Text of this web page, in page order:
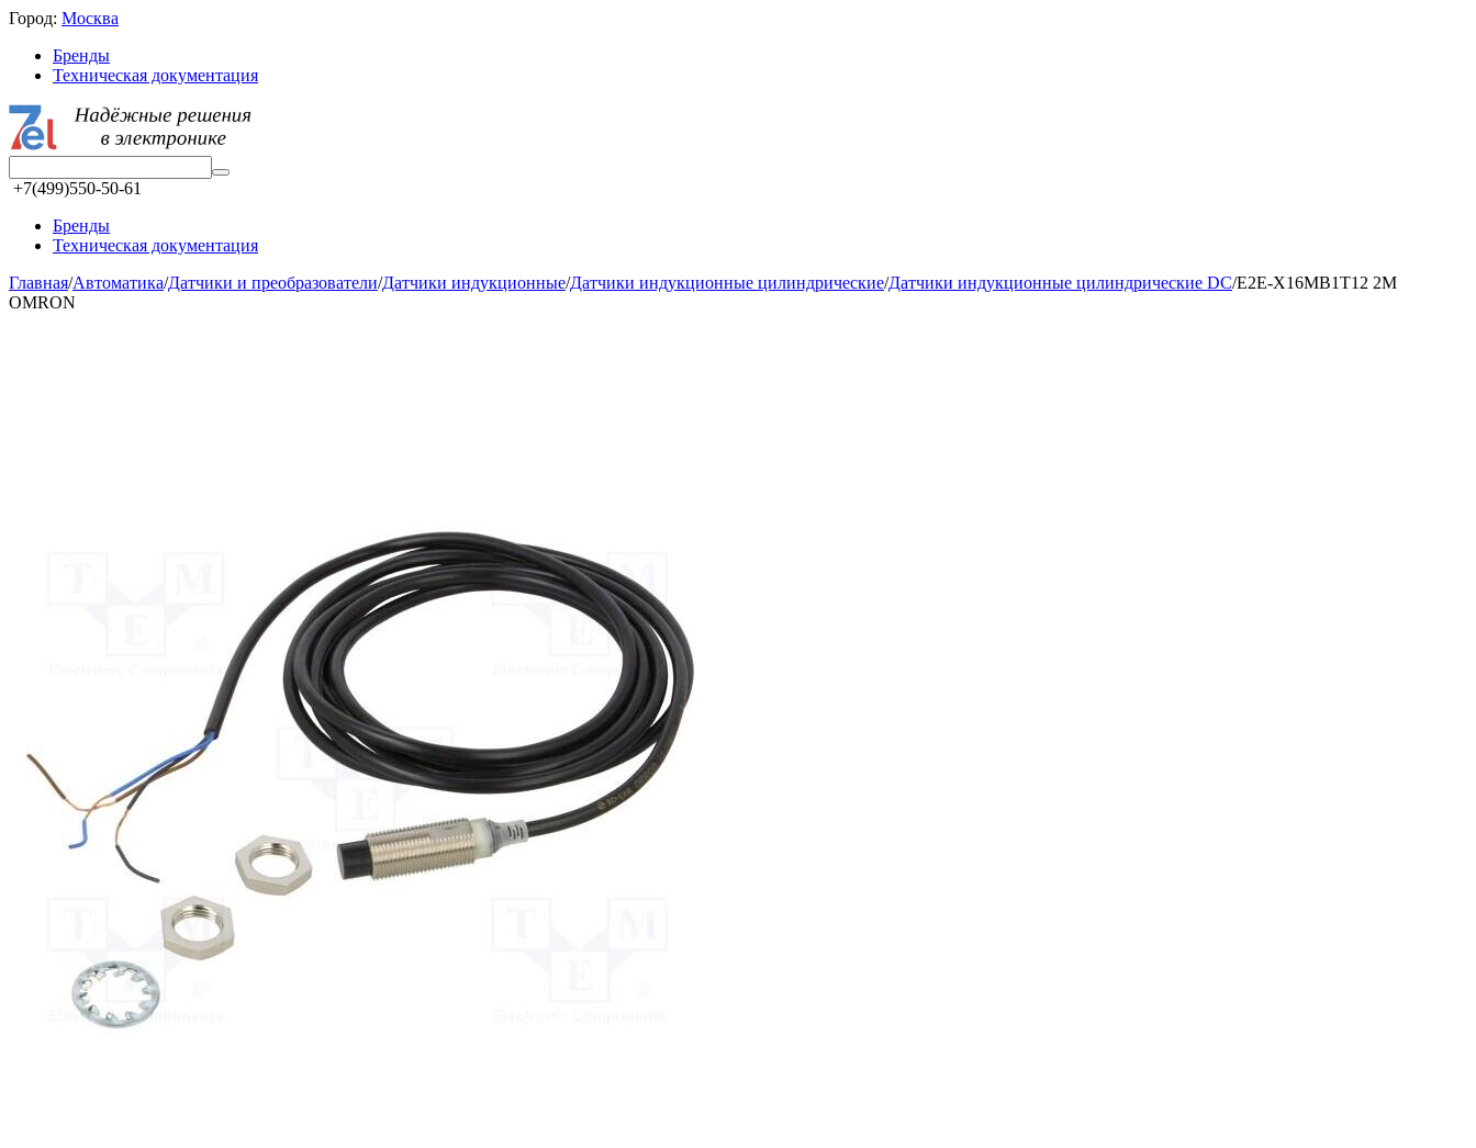
Город: Москва
Бренды
Техническая документация
+7(499)550-50-61
Бренды
Техническая документация
Главная/Автоматика/Датчики и преобразователи/Датчики индукционные/Датчики индукционные цилиндрические/Датчики индукционные цилиндрические DC/E2E-X16MB1T12 2M
OMRON